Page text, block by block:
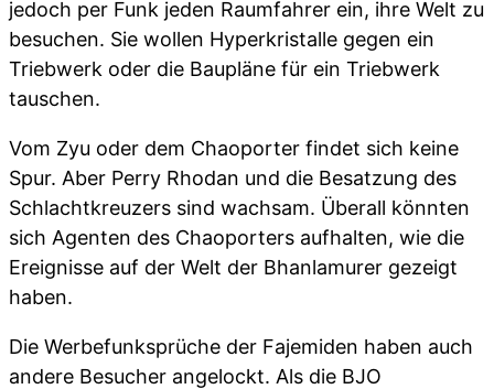
jedoch per Funk jeden Raumfahrer ein, ihre Welt zu
besuchen. Sie wollen Hyperkristalle gegen ein
Triebwerk oder die Baupläne für ein Triebwerk
tauschen.
Vom Zyu oder dem Chaoporter findet sich keine
Spur. Aber Perry Rhodan und die Besatzung des
Schlachtkreuzers sind wachsam. Überall könnten
sich Agenten des Chaoporters aufhalten, wie die
Ereignisse auf der Welt der Bhanlamurer gezeigt
haben.
Die Werbefunksprüche der Fajemiden haben auch
andere Besucher angelockt. Als die BJO